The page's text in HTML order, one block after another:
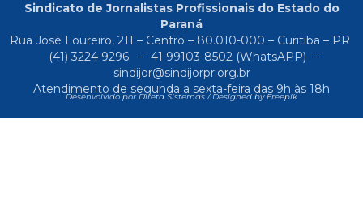
Sindicato de Jornalistas Profissionais do Estado do
Paraná
Rua José Loureiro, 211 – Centro – 80.010-000 – Curitiba – PR
(41) 3224 9296
– 41 99103-8502(WhatsAPP) –
sindijor@sindijorpr.org.br
Atendimento de segunda a sexta-feira das 9h às 18h
Desenvolvido por Direta Sistemas /Designed by Freepik